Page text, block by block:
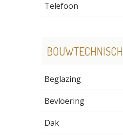
Telefoon
BOUWTECHNISCH
Beglazing
Bevloering
Dak